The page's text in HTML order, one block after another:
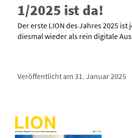
1/2025 ist da!
Der erste LION des Jahres 2025 ist
diesmal wieder als rein digitale
Veröffentlicht am 31. Januar 2025